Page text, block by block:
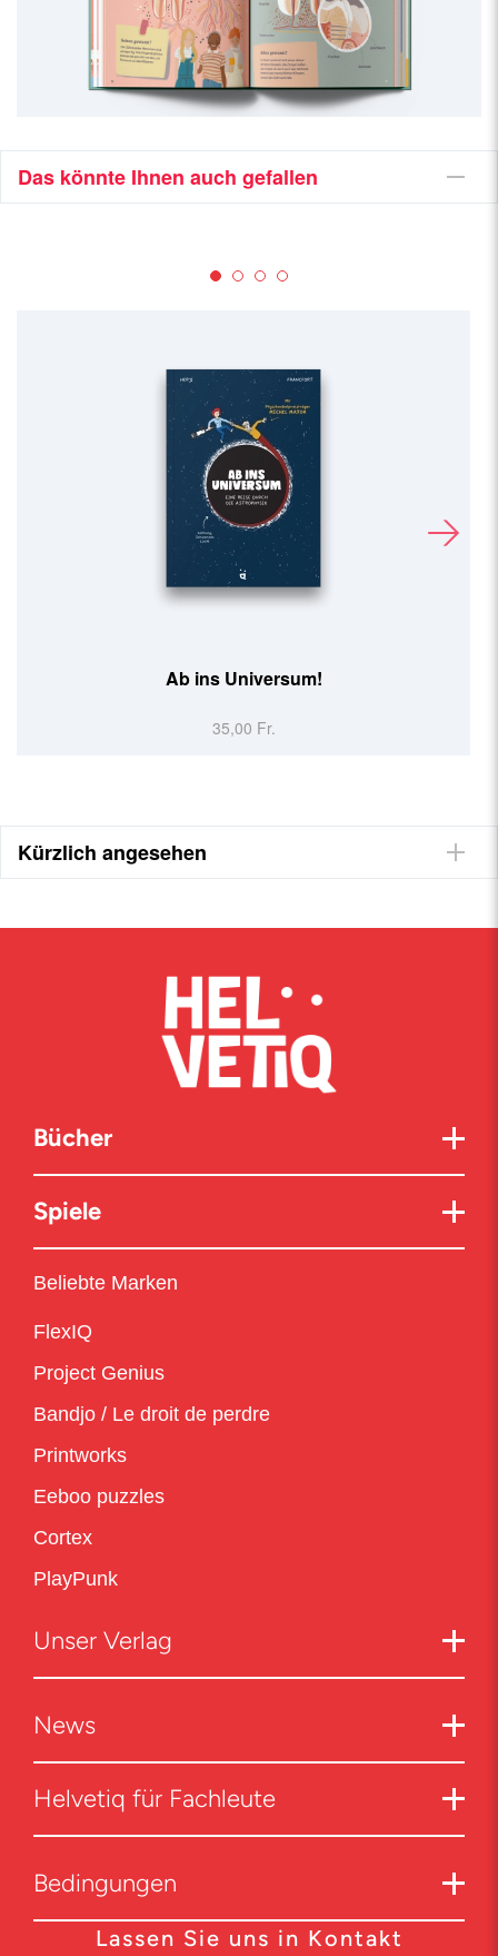
Das könnte Ihnen auch gefallen
Brillante Brillen
24,90 Fr.
Kürzlich angesehen
Bücher
Spiele
Beliebte Marken
FlexIQ
Project Genius
Bandjo / Le droit de perdre
Printworks
Eeboo puzzles
Cortex
PlayPunk
Unser Verlag
News
Helvetiq für Fachleute
Bedingungen
Lassen Sie uns in Kontakt